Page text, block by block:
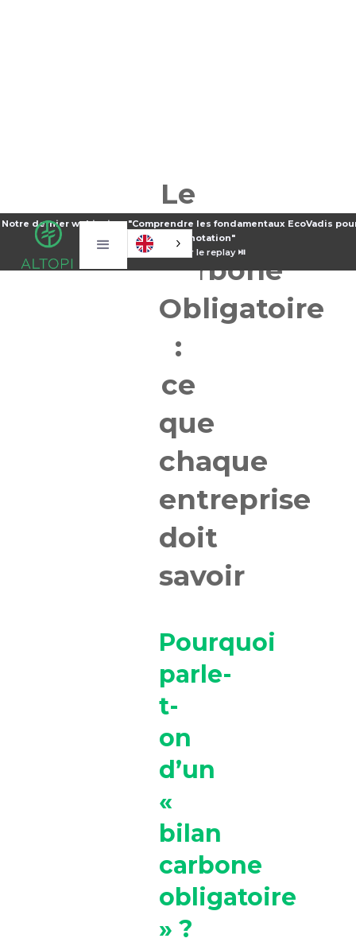
Notre dernier webinaire : "Comprendre les fondamentaux EcoVadis
sa notation"
Voir le replay ⏯️
Le
Bilan
Carbone
Obligatoire
:
ce
que
chaque
entreprise
doit
savoir
Pourquoi
parle-
t-
on
d’un
«
bilan
carbone
obligatoire
» ?